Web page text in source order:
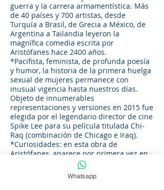
guerra y la carrera armamentística. Más
de 40 países y 700 artistas, desde
Turquía a Brasil, de Grecia a México, de
Argentina a Tailandia leyeron la
magnífica comedia escrita por
Aristófanes hace 2400 años.
*Pacifista, feminista, de profunda poesía
y humor, la historia de la primera huelga
sexual de mujeres permanece con
inusual vigencia hasta nuestros días.
Objeto de innumerables
representaciones y versiones en 2015 fue
elegida por el legendario director de cine
Spike Lee para su película titulada Chi-
Raq (combinación de Chicago e Iraq).
*Curiosidades: en esta obra de
Aristófanes, aparece por primera vez en
la historia la mención al dedo “de la mala
señal” (dedo medio levantado como gesto
fálico) o se habla de “cueriles o
Whatsapp